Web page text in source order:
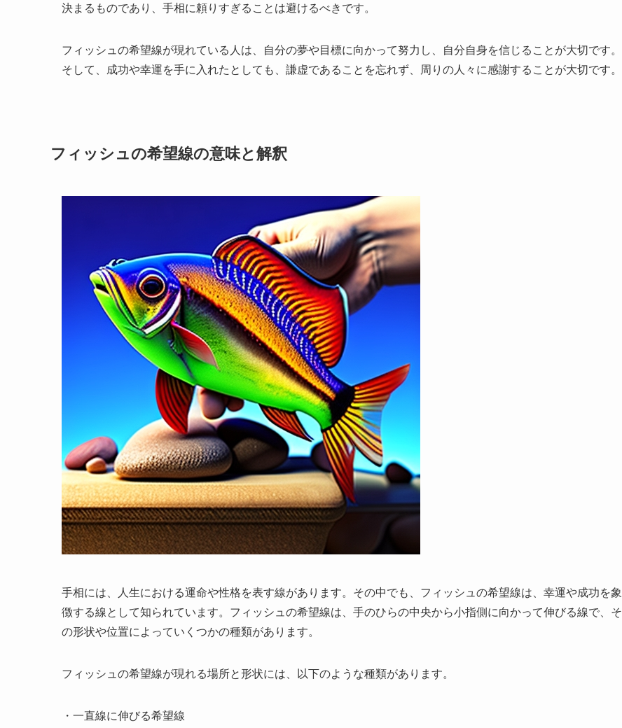
決まるものであり、手相に頼りすぎることは避けるべきです。
フィッシュの希望線が現れている人は、自分の夢や目標に向かって努力し、自分自身を信じることが大切です。
そして、成功や幸運を手に入れたとしても、謙虚であることを忘れず、周りの人々に感謝することが大切です。
フィッシュの希望線の意味と解釈
手相には、人生における運命や性格を表す線があります。その中でも、フィッシュの希望線は、幸運や成功を象
徴する線として知られています。フィッシュの希望線は、手のひらの中央から小指側に向かって伸びる線で、そ
の形状や位置によっていくつかの種類があります。
フィッシュの希望線が現れる場所と形状には、以下のような種類があります。
・一直線に伸びる希望線